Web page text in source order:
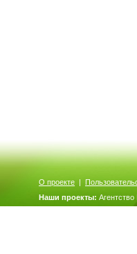
О проекте |
Наши проекты: